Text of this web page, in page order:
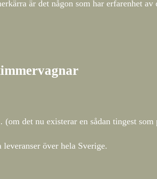
är det någon som har erfarenhet av
det nu existerar en sådan tingest som
över hela Sverige.